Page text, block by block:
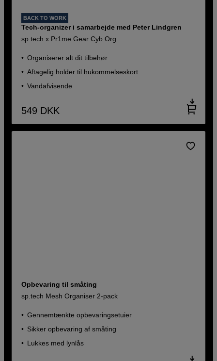
BACK TO WORK
Tech-organizer i samarbejde med Peter Lindgren
sp.tech x Pr1me Gear Cyb Org
Organiserer alt dit tilbehør
Aftagelig holder til hukommelseskort
Vandafvisende
549 DKK
Opbevaring til småting
sp.tech Mesh Organiser 2-pack
Gennemtænkte opbevaringsetuier
Sikker opbevaring af småting
Lukkes med lynlås